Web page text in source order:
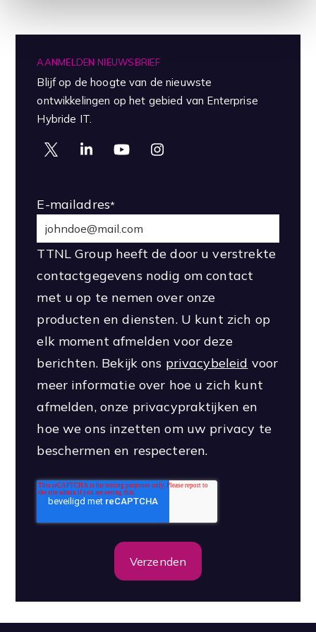
AANMELDEN NIEUWSBRIEF
Blijf op de hoogte van de nieuwste
ontwikkelingen op het gebied van Enterprise
Hybride IT.
E-mailadres*
TTNL Group heeft de door u verstrekte
contactgegevens nodig om contact
met u op te nemen over onze
producten en diensten. U kunt zich op
elk moment afmelden voor deze
berichten. Bekijk ons privacybeleid voor
meer informatie over hoe u zich kunt
afmelden, onze privacypraktijken en
hoe we ons inzetten om uw privacy te
beschermen en respecteren.